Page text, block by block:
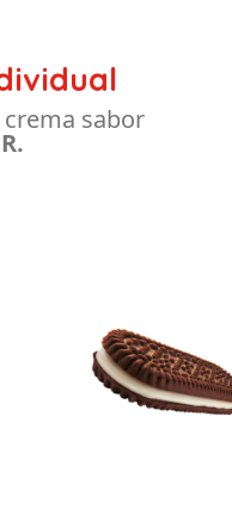
sabor